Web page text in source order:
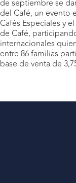
de septiembre se
del Café, un evento
Cafés Especiales y
de Café,
internacionales
entre 86 familias
base de venta de